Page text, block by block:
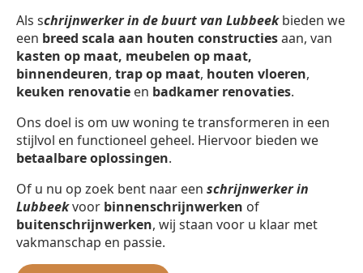
Als schrijnwerker in de buurt van Lubbeekbieden we
een breed scala aan houten constructiesaan, van
kasten op maat, meubelen op maat,
binnendeuren, trap op maat, houten vloeren,
keuken renovatie en badkamer renovaties.
Ons doel is om uw woning te transformeren in een
stijlvol en functioneel geheel. Hiervoor bieden we
betaalbare oplossingen.
Of u nu op zoek bent naar een schrijnwerker in
Lubbeekvoor binnenschrijnwerken of
buitenschrijnwerken, wij staan voor u klaar met
vakmanschap en passie.